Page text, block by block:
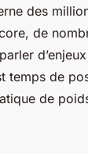
des
de
temps de
de